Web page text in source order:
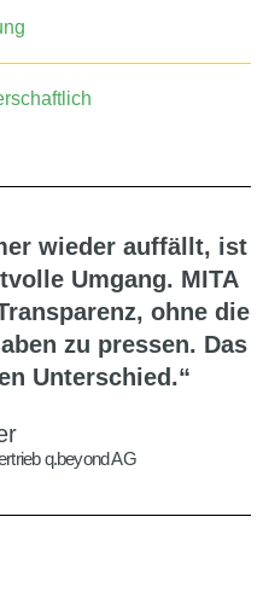
wieder auffällt, ist
Umgang. MITA
ohne die
zu pressen. Das
Unterschied.“
q.beyond AG